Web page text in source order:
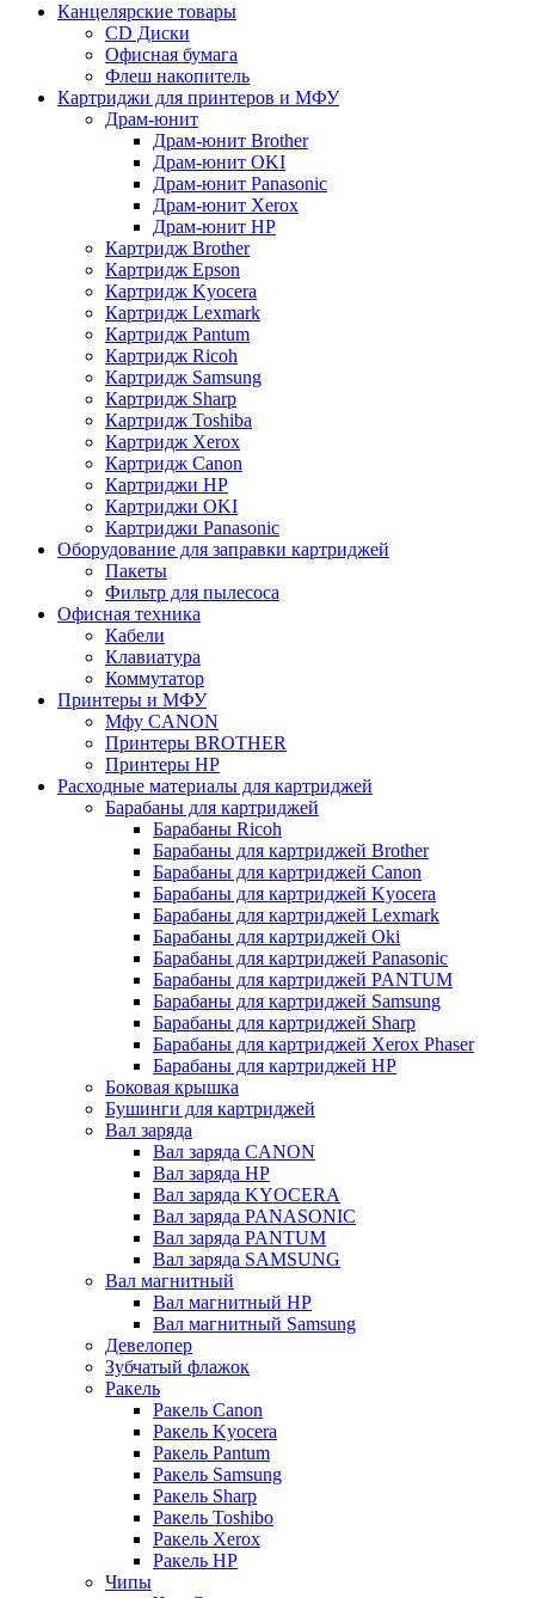
Канцелярские товары
CD Диски
Офисная бумага
Флеш накопитель
Картриджи для принтеров и МФУ
Драм-юнит
Драм-юнит Brother
Драм-юнит OKI
Драм-юнит Panasonic
Драм-юнит Xerox
Драм-юнит НР
Картридж Brother
Картридж Epson
Картридж Kyocera
Картридж Lexmark
Картридж Pantum
Картридж Ricoh
Картридж Samsung
Картридж Sharp
Картридж Toshiba
Картридж Xerox
Картридж Сanon
Картриджи HP
Картриджи OKI
Картриджи Panasonic
Оборудование для заправки картриджей
Пакеты
Фильтр для пылесоса
Офисная техника
Кабели
Клавиатура
Коммутатор
Принтеры и МФУ
Мфу CANON
Принтеры BROTHER
Принтеры HP
Расходные материалы для картриджей
Барабаны для картриджей
Барабаны Ricoh
Барабаны для картриджей Brother
Барабаны для картриджей Canon
Барабаны для картриджей Kyocera
Барабаны для картриджей Lexmark
Барабаны для картриджей Oki
Барабаны для картриджей Panasonic
Барабаны для картриджей PANTUM
Барабаны для картриджей Samsung
Барабаны для картриджей Sharp
Барабаны для картриджей Xerox Phaser
Барабаны для картриджей НР
Боковая крышка
Бушинги для картриджей
Вал заряда
Вал заряда CANON
Вал заряда HP
Вал заряда KYOCERA
Вал заряда PANASONIC
Вал заряда PANTUM
Вал заряда SAMSUNG
Вал магнитный
Вал магнитный HP
Вал магнитный Samsung
Девелопер
Зубчатый флажок
Ракель
Ракель Canon
Ракель Kyocera
Ракель Pantum
Ракель Samsung
Ракель Sharp
Ракель Toshibo
Ракель Xerox
Ракель НР
Чипы